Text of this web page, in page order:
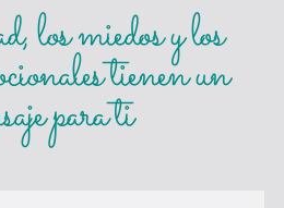
los miedos y los
tienen un
para ti